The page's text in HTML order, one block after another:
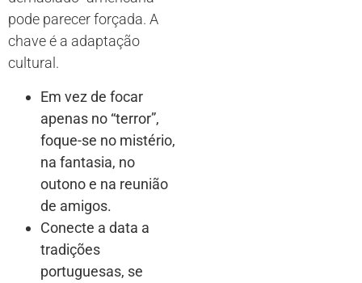
pode parecer forçada. A
chave é a adaptação
cultural.
Em vez de focar
apenas no “terror”,
foque-se no mistério,
na fantasia, no
outono e na reunião
de amigos.
Conecte a data a
tradições
portuguesas, se